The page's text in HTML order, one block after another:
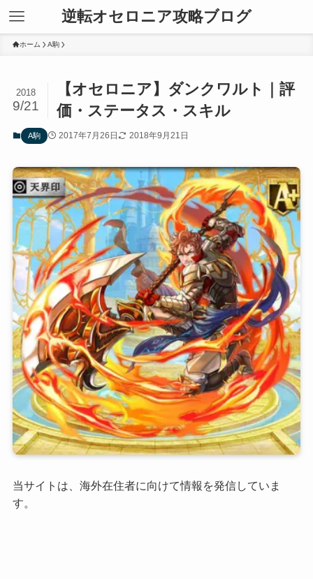
逆転オセロニア攻略ブログ
ホーム A駒
【オセロニア】ダンクワルト｜評
価・ステータス・スキル
2018
9/21
A駒 2017年7月26日 2018年9月21日
当サイトは、海外在住者に向けて情報を発信していま
す。